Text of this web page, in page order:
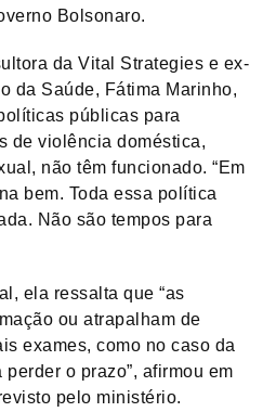
Bolsonaro.
da Vital Strategies e ex-
da Saúde, Fátima Marinho,
públicas para
de violência doméstica,
não têm funcionado. “Em
bem. Toda essa política
Não são tempos para
ela ressalta que “as
ou atrapalham de
exames, como no caso da
o prazo”, afirmou em
pelo ministério.